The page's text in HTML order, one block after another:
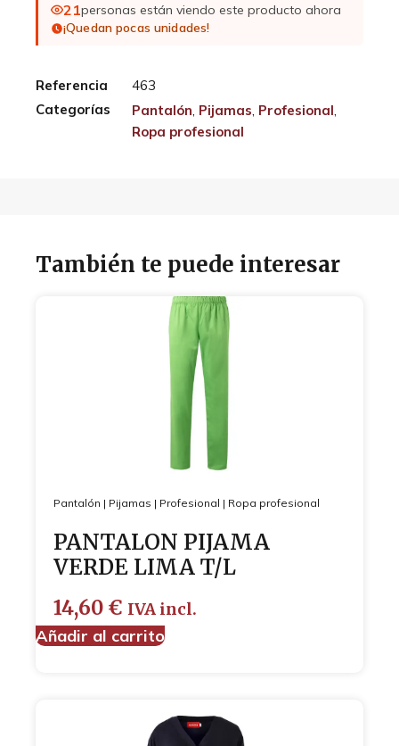
21personas están viendo este producto ahora
¡Quedan pocas unidades!
Referencia
463
Categorías
Pantalón, Pijamas, Profesional,
Ropa profesional
También te puede interesar
Pantalón | Pijamas | Profesional | Ropa profesional
PANTALON PIJAMA
VERDE LIMA T/L
14,60 € IVA incl.
Añadir al carrito